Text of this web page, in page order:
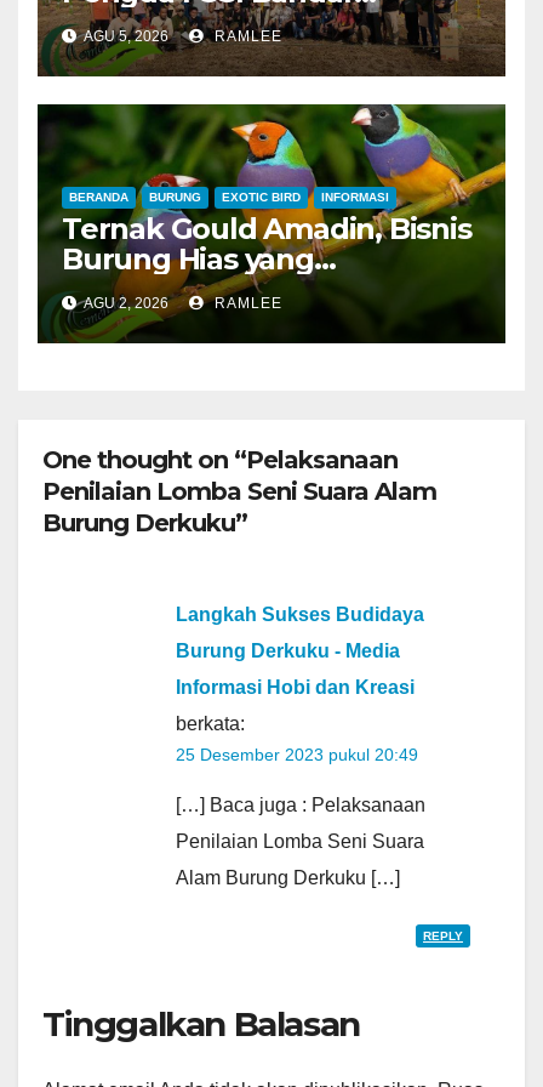
Lampung, Potong Tumpeng
Menandai Peresmian
Lapangan Baru, Mawar
Merah dan Jahanam Juara
AGU 5, 2026 RAMLEE
BERANDA BURUNG EXOTIC BIRD INFORMASI
Ternak Gould Amadin, Bisnis
Burung Hias yang
Menguntungkan
AGU 2, 2026 RAMLEE
One thought on “Pelaksanaan
Penilaian Lomba Seni Suara Alam
Burung Derkuku”
Langkah Sukses Budidaya
Burung Derkuku - Media
Informasi Hobi dan Kreasi
berkata:
25 Desember 2023 pukul 20:49
[…] Baca juga : Pelaksanaan
Penilaian Lomba Seni Suara
Alam Burung Derkuku […]
REPLY
Tinggalkan Balasan